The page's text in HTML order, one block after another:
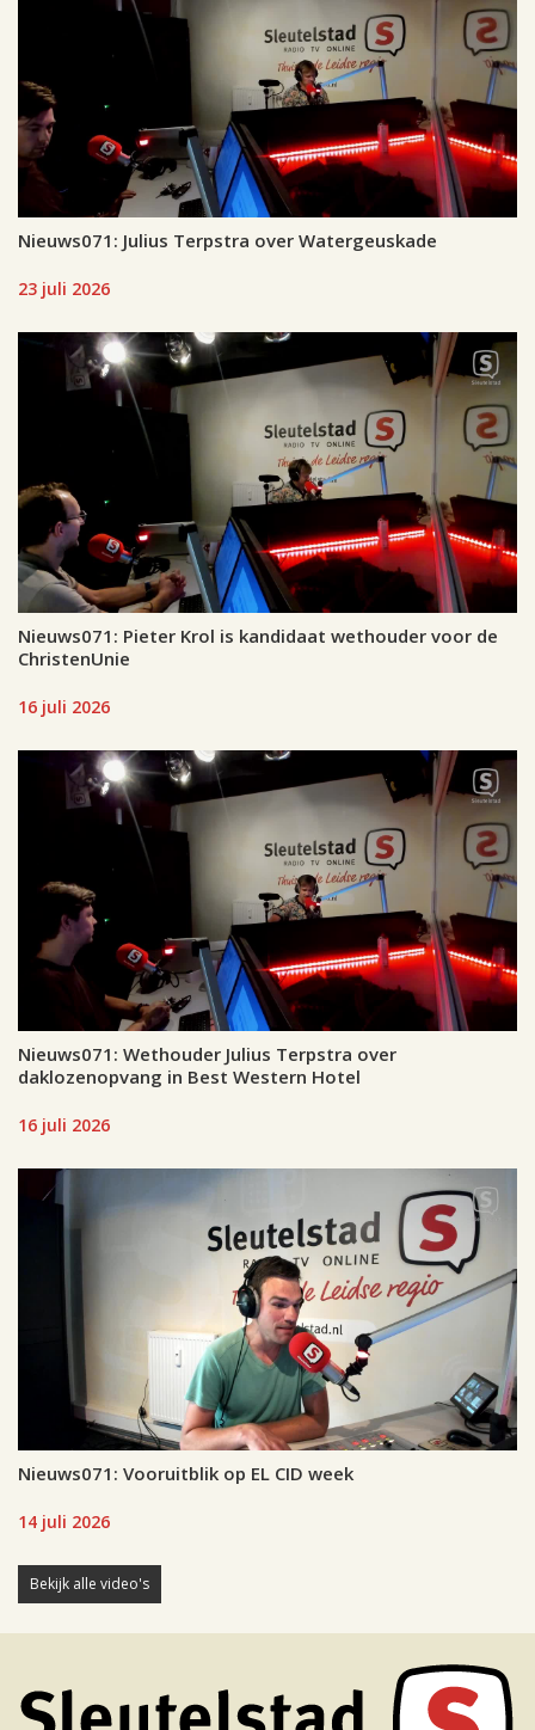
Nieuws071: Julius Terpstra over Watergeuskade
23 juli 2026
Nieuws071: Pieter Krol is kandidaat wethouder voor de
ChristenUnie
16 juli 2026
Nieuws071: Wethouder Julius Terpstra over
daklozenopvang in Best Western Hotel
16 juli 2026
Nieuws071: Vooruitblik op EL CID week
14 juli 2026
Bekijk alle video's